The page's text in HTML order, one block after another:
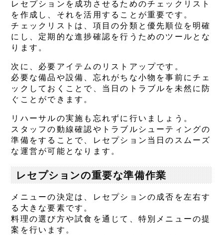
レセプションを成功させるためのチェックリスト
を作成し、それを活用することが重要です。
チェックリストは、項目の分類と優先順位を明確
にし、定期的な進捗確認を行うためのツールとな
ります。
次に、必要アイテムのリストアップです。
必要な備品や設備、忘れがちな小物を事前にチェ
ックしておくことで、当日のトラブルを未然に防
ぐことができます。
リハーサルの実施も忘れずに行いましょう。
スタッフの動線確認やトラブルシューティングの
準備をすることで、レセプション当日のスムーズ
な運営が可能となります。
レセプションの重要な準備作業
メニューの決定は、レセプションの成否を左右す
る大きな要素です。
料理の選び方や試食を通じて、特別メニューの提
案を行います。